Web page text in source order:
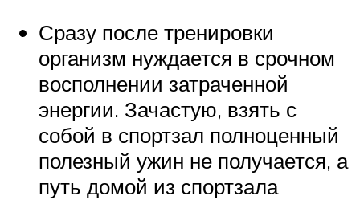
Сразу после тренировки
организм нуждается в срочном
восполнении затраченной
энергии. Зачастую, взять с
собой в спортзал полноценный
полезный ужин не получается, а
путь домой из спортзала